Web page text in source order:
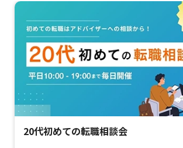
20代初めての転職相談会